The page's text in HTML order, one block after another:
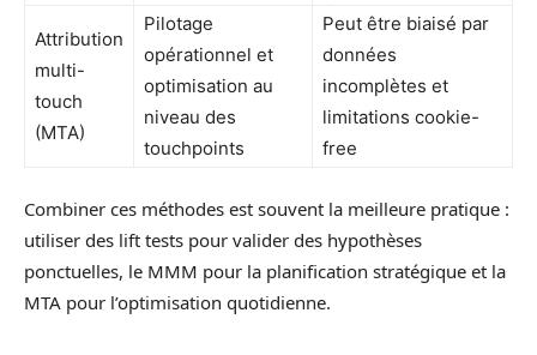
Attribution
multi-
touch
(MTA)
Pilotage
opérationnel et
optimisation au
niveau des
touchpoints
Peut être biaisé par
données
incomplètes et
limitations cookie-
free
Combiner ces méthodes est souvent la meilleure pratique :
utiliser des lift tests pour valider des hypothèses
ponctuelles, le MMM pour la planification stratégique et la
MTA pour l’optimisation quotidienne.